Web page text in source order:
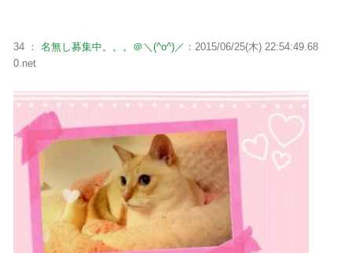
34 ： 名無し募集中。。。＠＼(^o^)／ ：2015/06/25(木) 22:54:49.68
0.net